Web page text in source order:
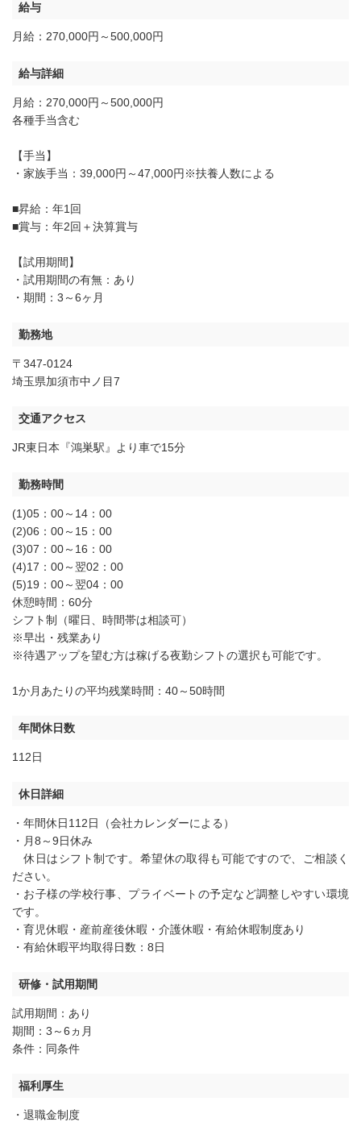
給与
月給：270,000円～500,000円
給与詳細
月給：270,000円～500,000円
各種手当含む
【手当】
・家族手当：39,000円～47,000円※扶養人数による
■昇給：年1回
■賞与：年2回＋決算賞与
【試用期間】
・試用期間の有無：あり
・期間：3～6ヶ月
勤務地
〒347-0124
埼玉県加須市中ノ目7
交通アクセス
JR東日本『鴻巣駅』より車で15分
勤務時間
(1)05：00～14：00
(2)06：00～15：00
(3)07：00～16：00
(4)17：00～翌02：00
(5)19：00～翌04：00
休憩時間：60分
シフト制（曜日、時間帯は相談可）
※早出・残業あり
※待遇アップを望む方は稼げる夜勤シフトの選択も可能です。
1か月あたりの平均残業時間：40～50時間
年間休日数
112日
休日詳細
・年間休日112日（会社カレンダーによる）
・月8～9日休み
休日はシフト制です。希望休の取得も可能ですので、ご相談く
ださい。
・お子様の学校行事、プライベートの予定など調整しやすい環境
です。
・育児休暇・産前産後休暇・介護休暇・有給休暇制度あり
・有給休暇平均取得日数：8日
研修・試用期間
試用期間：あり
期間：3～6ヵ月
条件：同条件
福利厚生
・退職金制度